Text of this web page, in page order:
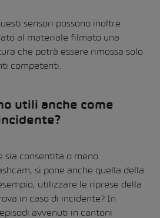
sensori possono inoltre
al materiale filmato una
che potrà essere rimossa solo
competenti.
utili anche come
sia consentita o meno
si pone anche quella della
utilizzare le riprese della
in caso di incidente? In
avvenuti in cantoni